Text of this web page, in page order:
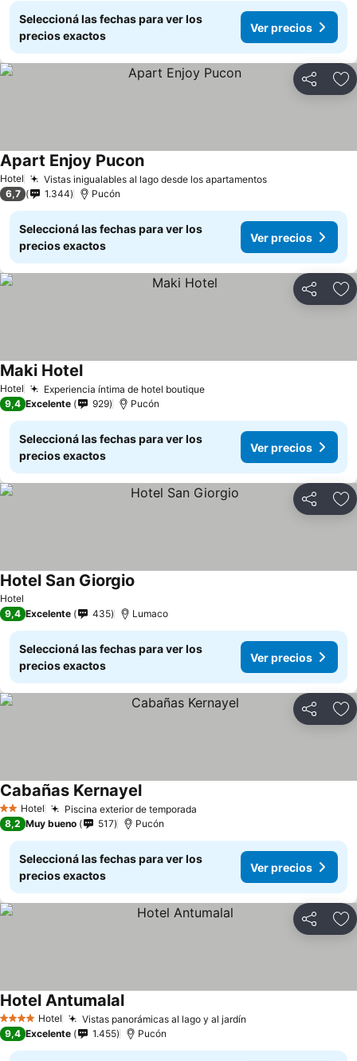
Seleccioná las fechas para ver los
precios exactos
Ver precios
Compartir
Hotel Vistas inigualables al lago desde los apartamentosVer precios
Apart Enjoy PuconVer precios
6,7 1.344 Pucón
Seleccioná las fechas para ver los
precios exactos
Ver precios
Compartir
Hotel Experiencia íntima de hotel boutiqueVer precios
Maki HotelVer precios
9,4 Excelente 929 Pucón
Seleccioná las fechas para ver los
precios exactos
Ver precios
Compartir
Hotel
Hotel San Giorgio
9,4 Excelente 435 Lumaco
Seleccioná las fechas para ver los
precios exactos
Ver precios
Compartir
2 Estrellas
Hotel Piscina exterior de temporada
Cabañas KernayelVer precios
8,2 Muy bueno 517 Pucón
Seleccioná las fechas para ver los
precios exactos
Ver precios
Compartir
4 EstrellasHotel Vistas panorámicas al lago y al jardín
Hotel AntumalalVer precios
9,4 Excelente 1.455 Pucón